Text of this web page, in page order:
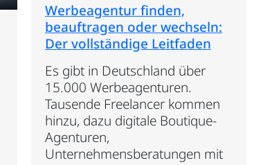
Werbeagentur finden,
beauftragen oder wechseln:
Der vollständige Leitfaden
Es gibt in Deutschland über
15.000 Werbeagenturen.
Tausende Freelancer kommen
hinzu, dazu digitale Boutique-
Agenturen,
Unternehmensberatungen mit